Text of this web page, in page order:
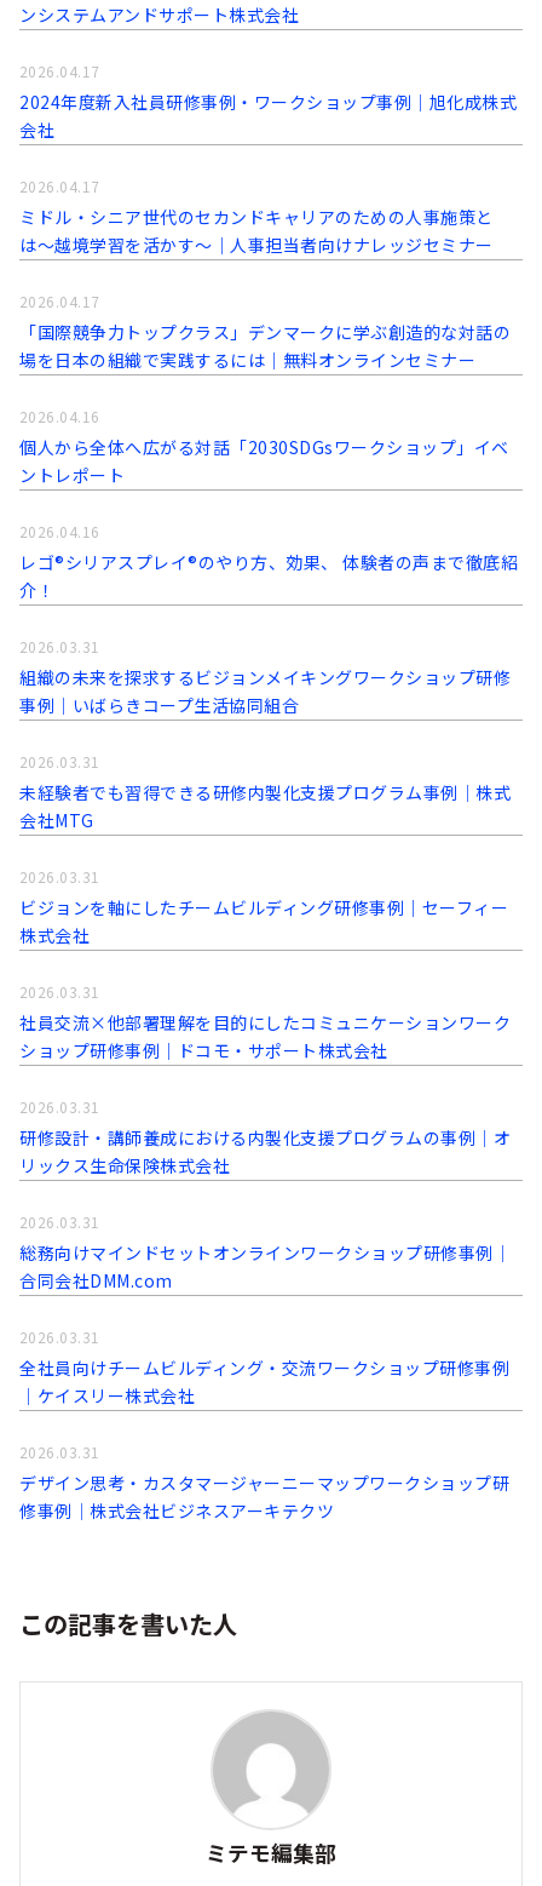
ンシステムアンドサポート株式会社
2024年度新入社員研修事例・ワークショップ事例｜旭化成株式
会社
2026.04.17
ミドル・シニア世代のセカンドキャリアのための人事施策と
は〜越境学習を活かす〜｜人事担当者向けナレッジセミナー
2026.04.17
「国際競争力トップクラス」デンマークに学ぶ創造的な対話の
場を日本の組織で実践するには｜無料オンラインセミナー
2026.04.17
個人から全体へ広がる対話「2030SDGsワークショップ」イベ
ントレポート
2026.04.16
レゴ®シリアスプレイ®のやり方、効果、 体験者の声まで徹底紹
介！
2026.04.16
組織の未来を探求するビジョンメイキングワークショップ研修
事例│いばらきコープ生活協同組合
2026.03.31
未経験者でも習得できる研修内製化支援プログラム事例│株式
会社MTG
2026.03.31
ビジョンを軸にしたチームビルディング研修事例｜セーフィー
株式会社
2026.03.31
社員交流×他部署理解を目的にしたコミュニケーションワーク
ショップ研修事例│ドコモ・サポート株式会社
2026.03.31
研修設計・講師養成における内製化支援プログラムの事例│オ
リックス生命保険株式会社
2026.03.31
総務向けマインドセットオンラインワークショップ研修事例│
合同会社DMM.com
2026.03.31
全社員向けチームビルディング・交流ワークショップ研修事例
│ケイスリー株式会社
2026.03.31
デザイン思考・カスタマージャーニーマップワークショップ研
修事例│株式会社ビジネスアーキテクツ
2026.03.31
この記事を書いた人
ミテモ編集部